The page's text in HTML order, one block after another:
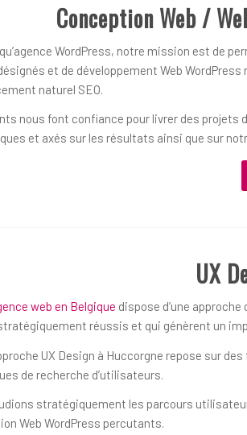
Conception Web /
WordPress, notre mission est de
et de développement Web
naturel SEO.
nous font confiance pour livrer des projets
et axés sur les résultats ainsi que sur
UX
web en Belgique dispose d’une
réussis et qui génèrent un
UX Design à Huccorgne repose sur
de recherche d’utilisateurs.
stratégiquement les parcours
Web WordPress percutants.